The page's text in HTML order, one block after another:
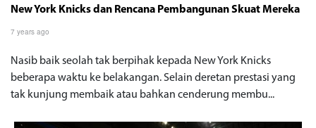
New York Knicks dan Rencana Pembangunan Skuat Mereka
7 years ago
Nasib baik seolah tak berpihak kepada New York Knicks
beberapa waktu ke belakangan. Selain deretan prestasi yang
tak kunjung membaik atau bahkan cenderung membu...